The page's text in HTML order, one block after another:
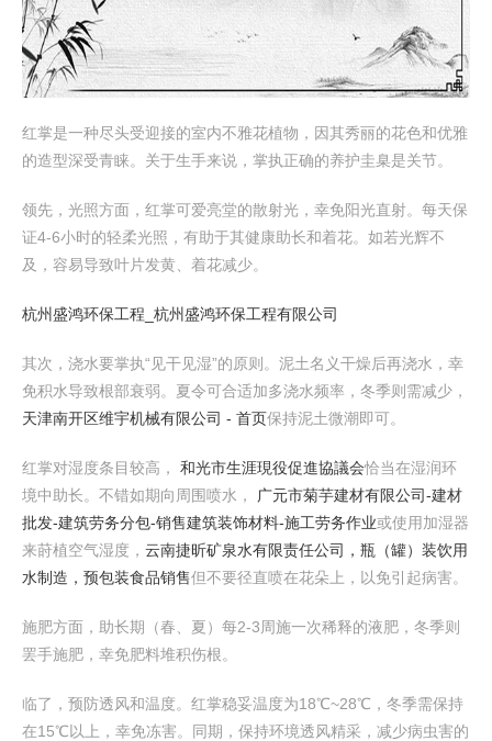
红掌是一种尽头受迎接的室内不雅花植物，因其秀丽的花色和优雅
的造型深受青睐。关于生手来说，掌执正确的养护圭臬是关节。
领先，光照方面，红掌可爱亮堂的散射光，幸免阳光直射。每天保
证4-6小时的轻柔光照，有助于其健康助长和着花。如若光辉不
及，容易导致叶片发黄、着花减少。
杭州盛鸿环保工程_杭州盛鸿环保工程有限公司
其次，浇水要掌执“见干见湿”的原则。泥土名义干燥后再浇水，幸
免积水导致根部衰弱。夏令可合适加多浇水频率，冬季则需减少，
天津南开区维宇机械有限公司 - 首页保持泥土微潮即可。
红掌对湿度条目较高， 和光市生涯現役促進協議会恰当在湿润环
境中助长。不错如期向周围喷水，
广元市菊芋建材有限公司-建材
批发-建筑劳务分包-销售建筑装饰材料-施工劳务作业或使用加湿器
来莳植空气湿度， 云南捷昕矿泉水有限责任公司，瓶（罐）装饮用
水制造，预包装食品销售但不要径直喷在花朵上，以免引起病害。
施肥方面，助长期（春、夏）每2-3周施一次稀释的液肥，冬季则
罢手施肥，幸免肥料堆积伤根。
临了，预防透风和温度。红掌稳妥温度为18℃~28℃，冬季需保持
在15℃以上，幸免冻害。同期，保持环境透风精采，减少病虫害的